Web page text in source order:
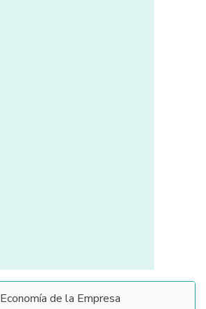
Economía de la Empresa